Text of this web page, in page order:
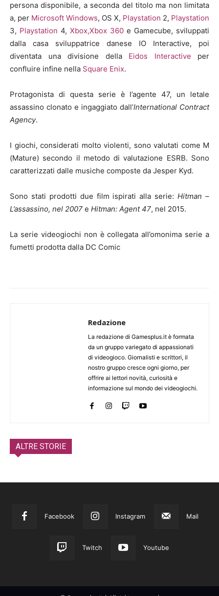
persona disponibile, a seconda del titolo ma non limitata
a, per Microsoft Windows, OS X, Playstation 2, Playstation
3, Playstation 4, Xbox,Xbox 360 e Gamecube, sviluppati
dalla casa sviluppatrice danese IO Interactive, poi
diventata una divisione della Eidos Interactive per
confluire infine nella Square Enix.
Protagonista di questa serie è l’agente 47, un letale
assassino clonato e ingaggiato dall’International Contract
Agency.
I giochi, considerati molto violenti, sono valutati come M
(Mature) secondo il metodo di valutazione ESRB. Sono
caratterizzati dalle musiche composte da Jesper Kyd.
Sono stati prodotti due film ispirati alla serie:Hitman –
L’assassino, nel 2007 e Hitman: Agent 47, nel 2015.
La serie videogiochi non è collegata all’omonima serie a
fumetti prodotta dalla DC Comic
Redazione
La redazione di Gamesplus.it è formata
da un gruppo variegato di appassionati
di videogioco. Giornalisti e scrittori, il
nostro gruppo cresce ogni giorno, per
offrire ai lettori novità, curiosità e
informazione sul mondo dei videogiochi.
ALTRE STORIE
Facebook Instagram Mail
Twitch Youtube